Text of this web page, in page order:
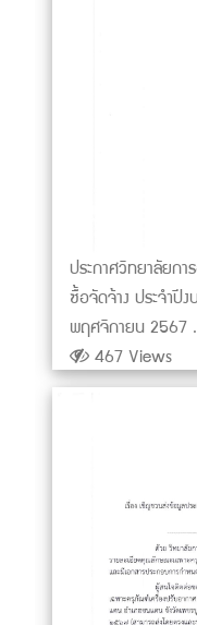
ประกาศวิทยาลัยกา
ซื้อจัดจ้าง ประจำปี
พฤศจิกายน 2567
467 Views